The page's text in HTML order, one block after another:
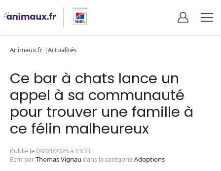
Animaux.fr Actualités
Ce bar à chats lance un
appel à sa communauté
pour trouver une famille à
ce félin malheureux
Publié le 04/03/2025 à 13:33
Ecrit parThomas Vignau dans la catégorieAdoptions